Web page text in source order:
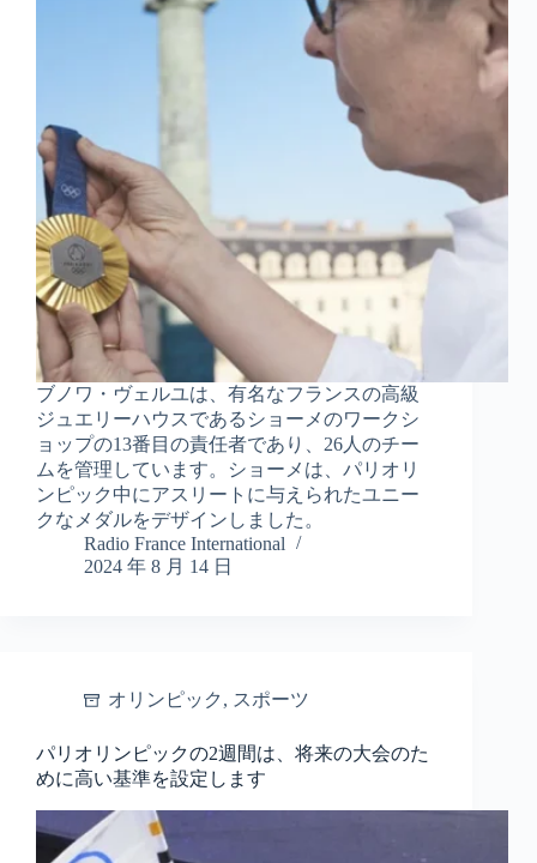
ブノワ・ヴェルユは、有名なフランスの高級
ジュエリーハウスであるショーメのワークシ
ョップの13番目の責任者であり、26人のチー
ムを管理しています。ショーメは、パリオリ
ンピック中にアスリートに与えられたユニー
クなメダルをデザインしました。
Radio France International
2024 年 8 月 14 日
オリンピック , スポーツ
パリオリンピックの2週間は、将来の大会のた
めに高い基準を設定します